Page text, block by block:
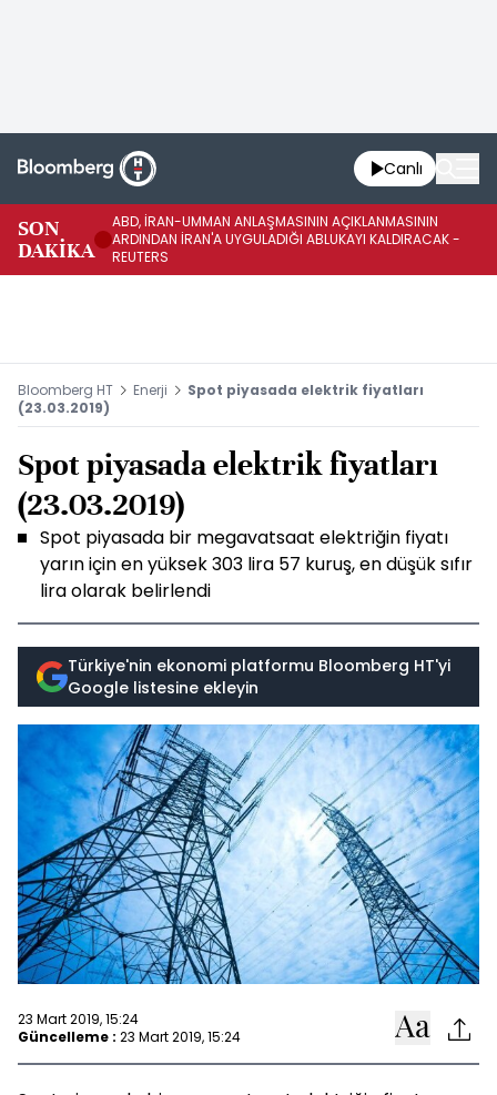
Canlı
SON
DAKİKA
ABD, İRAN-UMMAN ANLAŞMASININ AÇIKLANMASININ
ARDINDAN İRAN'A UYGULADIĞI ABLUKAYI KALDIRACAK -
REUTERS
Bloomberg HT Enerji
Spot piyasada elektrik fiyatları
(23.03.2019)
Spot piyasada elektrik fiyatları
(23.03.2019)
Spot piyasada bir megavatsaat elektriğin fiyatı
yarın için en yüksek 303 lira 57 kuruş, en düşük sıfır
lira olarak belirlendi
Türkiye'nin ekonomi platformu Bloomberg HT'yi
Google listesine ekleyin
23 Mart 2019, 15:24
Güncelleme : 23 Mart 2019, 15:24